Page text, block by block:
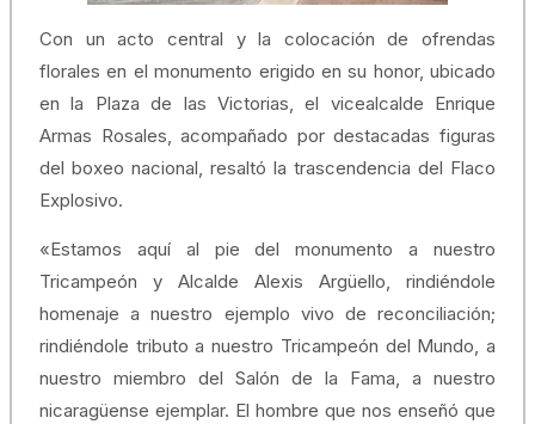
Con un acto central y la colocación de ofrendas
florales en el monumento erigido en su honor, ubicado
en la Plaza de las Victorias, el vicealcalde Enrique
Armas Rosales, acompañado por destacadas figuras
del boxeo nacional, resaltó la trascendencia del Flaco
Explosivo.
«Estamos aquí al pie del monumento a nuestro
Tricampeón y Alcalde Alexis Argüello, rindiéndole
homenaje a nuestro ejemplo vivo de reconciliación;
rindiéndole tributo a nuestro Tricampeón del Mundo, a
nuestro miembro del Salón de la Fama, a nuestro
nicaragüense ejemplar. El hombre que nos enseñó que